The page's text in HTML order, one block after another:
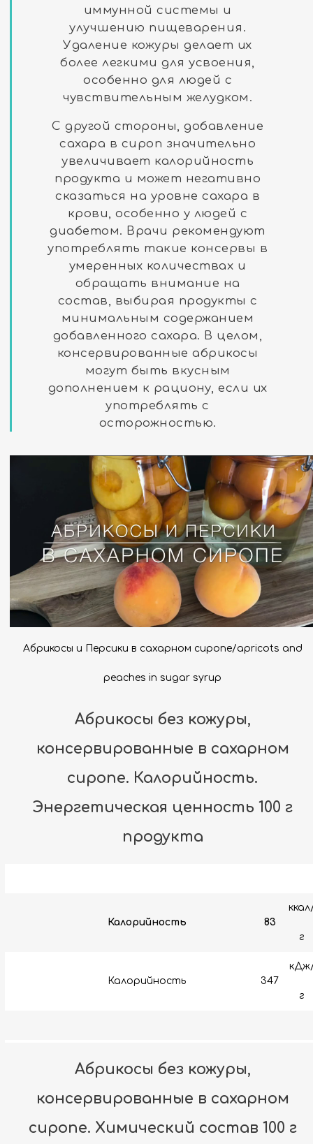
иммунной системы и
улучшению пищеварения.
Удаление кожуры делает их
более легкими для усвоения,
особенно для людей с
чувствительным желудком.
С другой стороны, добавление
сахара в сироп значительно
увеличивает калорийность
продукта и может негативно
сказаться на уровне сахара в
крови, особенно у людей с
диабетом. Врачи рекомендуют
употреблять такие консервы в
умеренных количествах и
обращать внимание на
состав, выбирая продукты с
минимальным содержанием
добавленного сахара. В целом,
консервированные абрикосы
могут быть вкусным
дополнением к рациону, если их
употреблять с
осторожностью.
Абрикосы и Персики в сахарном сиропе/apricots and
peaches in sugar syrup
Абрикосы без кожуры,
консервированные в сахарном
сиропе. Калорийность.
Энергетическая ценность 100 г
продукта
Калорийность 83
г
Калорийность 347
г
Абрикосы без кожуры,
консервированные в сахарном
сиропе. Химический состав 100 г